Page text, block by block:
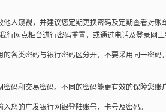
人窥视，并建议您定期更换密码及定期查看对账
网点柜台进行密码重置，或通过电话及登录网上
各类密码与银行密码区分开，不要采用同一密码
码和交易密码。不同的密码能更有效的保障您账
您的广发银行网银登陆账号、卡号及密码。